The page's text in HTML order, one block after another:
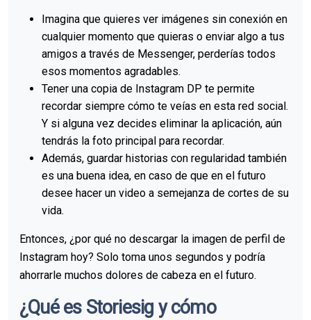
Imagina que quieres ver imágenes sin conexión en
cualquier momento que quieras o enviar algo a tus
amigos a través de Messenger, perderías todos
esos momentos agradables.
Tener una copia de Instagram DP te permite
recordar siempre cómo te veías en esta red social.
Y si alguna vez decides eliminar la aplicación, aún
tendrás la foto principal para recordar.
Además, guardar historias con regularidad también
es una buena idea, en caso de que en el futuro
desee hacer un video a semejanza de cortes de su
vida.
Entonces, ¿por qué no descargar la imagen de perfil de
Instagram hoy? Solo toma unos segundos y podría
ahorrarle muchos dolores de cabeza en el futuro.
¿Qué es Storiesig y cómo